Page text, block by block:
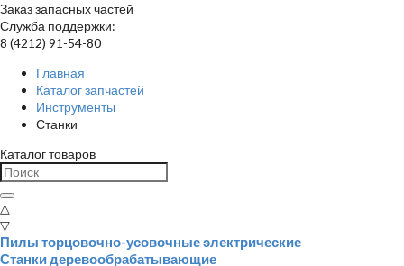
Заказ запасных частей
Служба поддержки:
8 (4212) 91-54-80
Главная
Каталог запчастей
Инструменты
Станки
Каталог товаров
△
▽
Пилы торцовочно-усовочные электрические
Станки деревообрабатывающие